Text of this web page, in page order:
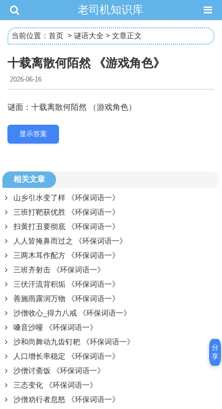
老司机知识库
当前位置： 首页 > 谜语大全 > 文章正文
十载离散何陌然 《游戏角色》
2026-06-16
谜面：十载离散何陌然 （游戏角色）
显示答案
相关文章
山乡引水变了样 《环保词语一》
三班打靶获优胜 《环保词语一》
扫黄打丑要彻底 《环保词语一》
人人皆掩鼻而过之 《环保词语一》
三两木耳作配方 《环保词语一》
三班齐射击 《环保词语一》
三伏汗流背积垢 《环保词语一》
善施雨露润万物 《环保词语一》
沙僧收心_得力八戒 《环保词语一》
嗓音沙哑 《环保词语一》
沙和尚舞动九齿钉耙 《环保词语一》
人口增长率稳定 《环保词语一》
沙僧讨斋饭 《环保词语一》
三态变化 《环保词语一》
沙僧劝行者息怒 《环保词语一》
分
享